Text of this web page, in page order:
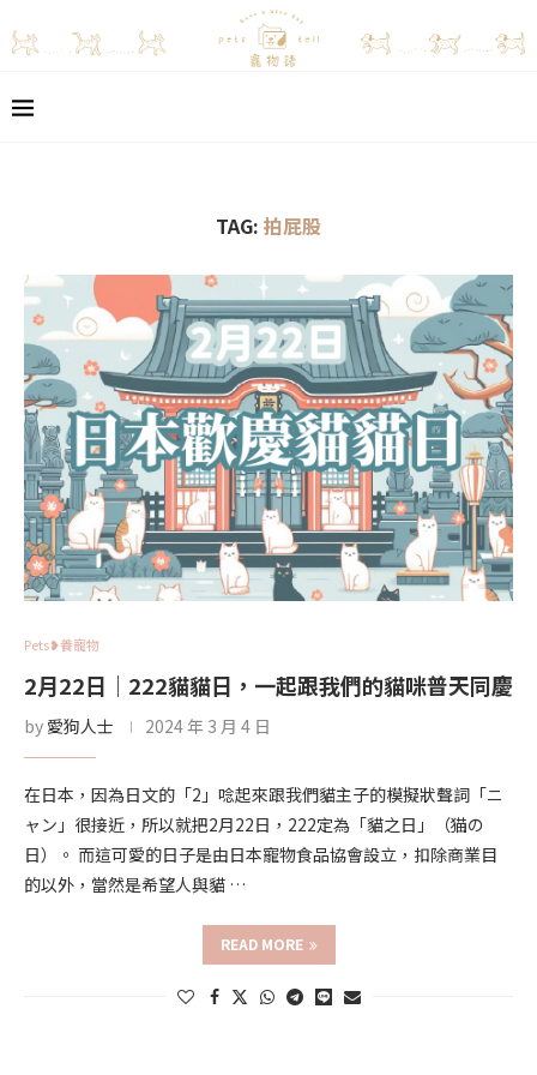
TAG: 拍屁股
Pets❥養寵物
2月22日｜222貓貓日，一起跟我們的貓咪普天同慶
by 愛狗人士 2024 年 3 月 4 日
在日本，因為日文的「2」唸起來跟我們貓主子的模擬狀聲詞「ニ
ャン」很接近，所以就把2月22日，222定為「貓之日」（猫の
日）。 而這可愛的日子是由日本寵物食品協會設立，扣除商業目
的以外，當然是希望人與貓 …
READ MORE